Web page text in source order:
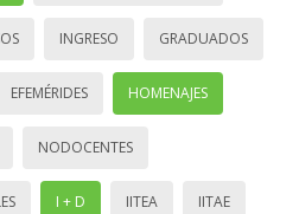
INGRESO GRADUADOS
EFEMÉRIDES HOMENAJES
NODOCENTES
I + D IITEA IITAE